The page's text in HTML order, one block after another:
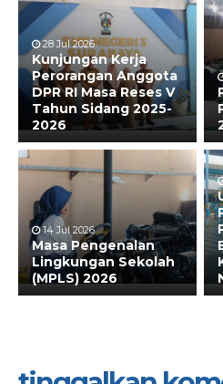
28 Jul 2026
Kunjungan Kerja
Perorangan Anggota
DPR RI Masa Reses V
Tahun Sidang 2025-
2026
14 Jul 2026
Masa Pengenalan
Lingkungan Sekolah
(MPLS) 2026